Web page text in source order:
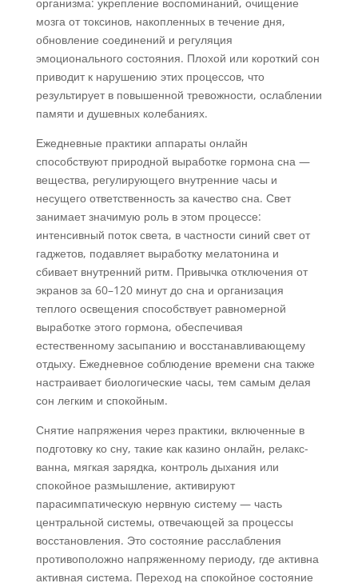
мозга от токсинов, накопленных в течение дня,
обновление соединений и регуляция
эмоционального состояния. Плохой или короткий сон
приводит к нарушению этих процессов, что
результирует в повышенной тревожности, ослаблении
памяти и душевных колебаниях.
Ежедневные практики аппараты онлайн
способствуют природной выработке гормона сна —
вещества, регулирующего внутренние часы и
несущего ответственность за качество сна. Свет
занимает значимую роль в этом процессе:
интенсивный поток света, в частности синий свет от
гаджетов, подавляет выработку мелатонина и
сбивает внутренний ритм. Привычка отключения от
экранов за 60–120 минут до сна и организация
теплого освещения способствует равномерной
выработке этого гормона, обеспечивая
естественному засыпанию и восстанавливающему
отдыху. Ежедневное соблюдение времени сна также
настраивает биологические часы, тем самым делая
сон легким и спокойным.
Снятие напряжения через практики, включенные в
подготовку ко сну, такие как казино онлайн, релакс-
ванна, мягкая зарядка, контроль дыхания или
спокойное размышление, активируют
парасимпатическую нервную систему — часть
центральной системы, отвечающей за процессы
восстановления. Это состояние расслабления
противоположно напряженному периоду, где активна
активная система. Переход на спокойное состояние